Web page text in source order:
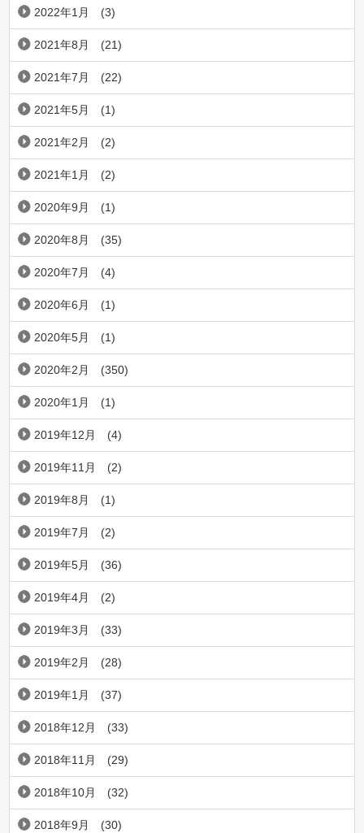
2022年1月 (3)
2021年8月 (21)
2021年7月 (22)
2021年5月 (1)
2021年2月 (2)
2021年1月 (2)
2020年9月 (1)
2020年8月 (35)
2020年7月 (4)
2020年6月 (1)
2020年5月 (1)
2020年2月 (350)
2020年1月 (1)
2019年12月 (4)
2019年11月 (2)
2019年8月 (1)
2019年7月 (2)
2019年5月 (36)
2019年4月 (2)
2019年3月 (33)
2019年2月 (28)
2019年1月 (37)
2018年12月 (33)
2018年11月 (29)
2018年10月 (32)
2018年9月 (30)